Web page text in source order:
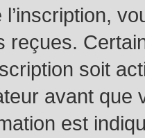
l’inscription,
reçues.
soit
avant
est